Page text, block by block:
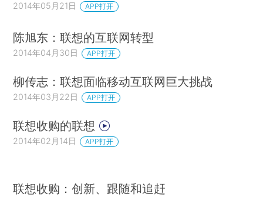
2014年05月21日 APP打开
陈旭东：联想的互联网转型
2014年04月30日 APP打开
柳传志：联想面临移动互联网巨大挑战
2014年03月22日 APP打开
联想收购的联想
2014年02月14日 APP打开
联想收购：创新、跟随和追赶